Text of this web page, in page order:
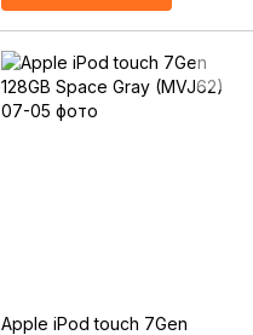
Apple iPod touch 7Gen